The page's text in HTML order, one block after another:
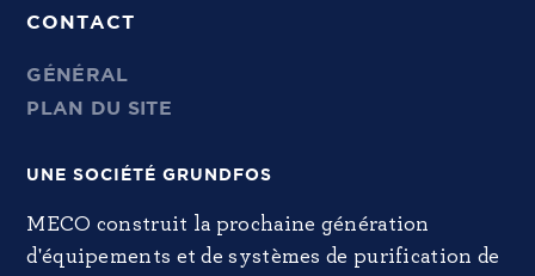
CONTACT
GÉNÉRAL
PLAN DU SITE
UNE SOCIÉTÉ GRUNDFOS
MECO construit la prochaine génération
d'équipements et de systèmes de purification de